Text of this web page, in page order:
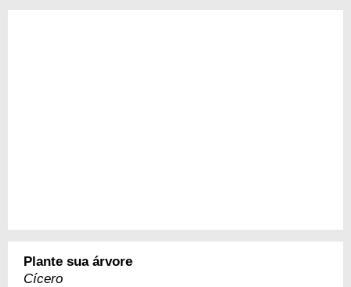
Plante sua árvore
Cícero